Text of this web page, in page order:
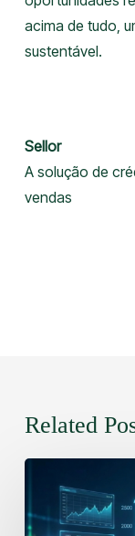
acima de tudo,
sustentável.
Sellor
A solução de
vendas
Related